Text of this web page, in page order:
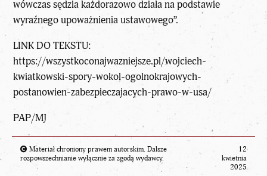
wówczas sędzia każdorazowo działa na podstawie
wyraźnego upoważnienia ustawowego”.
LINK DO TEKSTU:
https://wszystkoconajwazniejsze.pl/wojciech-
kwiatkowski-spory-wokol-ogolnokrajowych-
postanowien-zabezpieczajacych-prawo-w-usa/
PAP/MJ
Materiał chroniony prawem autorskim. Dalsze
rozpowszechnianie wyłącznie za zgodą wydawcy.
12
kwietnia
2025